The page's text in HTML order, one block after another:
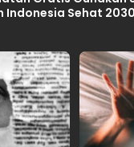
Indonesia Sehat 2030